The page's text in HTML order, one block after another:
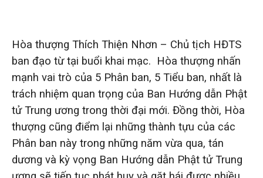
Hòa thượng Thích Thiện Nhơn – Chủ tịch HĐTS
ban đạo từ tại buổi khai mạc. Hòa thượng nhấn
mạnh vai trò của 5 Phân ban, 5 Tiểu ban, nhất là
trách nhiệm quan trọng của Ban Hướng dẫn Phật
tử Trung ương trong thời đại mới. Đồng thời, Hòa
thượng cũng điểm lại những thành tựu của các
Phân ban này trong những năm vừa qua, tán
dương và kỳ vọng Ban Hướng dẫn Phật tử Trung